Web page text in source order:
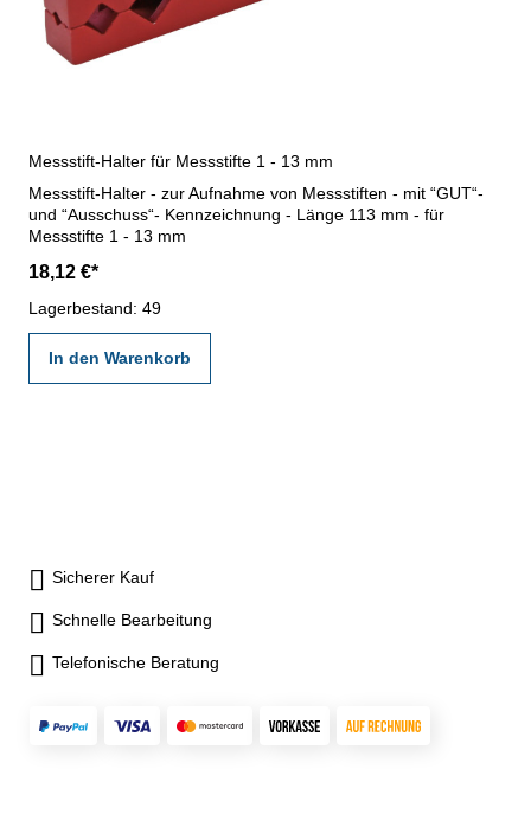
Messstift-Halter für Messstifte 1 - 13 mm
Messstift-Halter - zur Aufnahme von Messstiften - mit “GUT“-
und “Ausschuss“- Kennzeichnung - Länge 113 mm - für
Messstifte 1 - 13 mm
18,12 €*
Lagerbestand: 49
In den Warenkorb
Sicherer Kauf
Schnelle Bearbeitung
Telefonische Beratung